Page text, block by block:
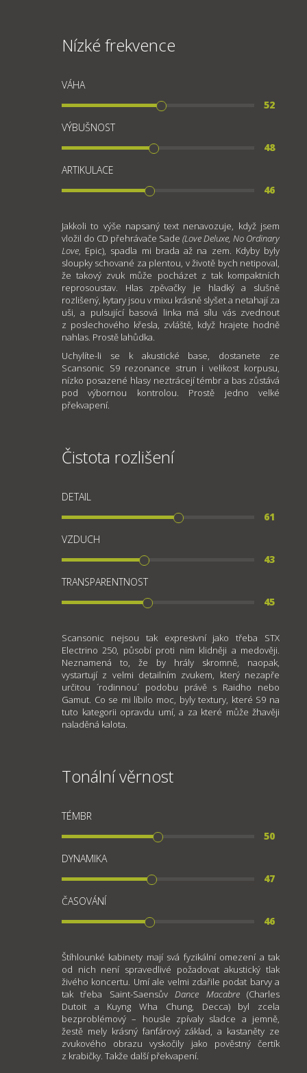
Nízké frekvence
VÁHA
52
VÝBUŠNOST
48
ARTIKULACE
46
Jakkoli to výše napsaný text nenavozuje, když jsem
vložil do CD přehrávače Sade (Love Deluxe, No Ordinary
Love, Epic), spadla mi brada až na zem. Kdyby byly
sloupky schované za plentou, v životě bych netipoval,
že takový zvuk může pocházet z tak kompaktních
reprosoustav. Hlas zpěvačky je hladký a slušně
rozlišený, kytary jsou v mixu krásně slyšet a netahají za
uši, a pulsující basová linka má sílu vás zvednout
z poslechového křesla, zvláště, když hrajete hodně
nahlas. Prostě lahůdka.
Uchylíte-li se k akustické base, dostanete ze
Scansonic S9 rezonance strun i velikost korpusu,
nízko posazené hlasy neztrácejí témbr a bas zůstává
pod výbornou kontrolou. Prostě jedno velké
překvapení.
Čistota rozlišení
DETAIL
61
VZDUCH
43
TRANSPARENTNOST
45
Scansonic nejsou tak expresivní jako třeba STX
Electrino 250, působí proti nim klidněji a medověji.
Neznamená to, že by hrály skromně, naopak,
vystartují z velmi detailním zvukem, který nezapře
určitou ´rodinnou´ podobu právě s Raidho nebo
Gamut. Co se mi líbilo moc, byly textury, které S9 na
tuto kategorii opravdu umí, a za které může žhavěji
naladěná kalota.
Tonální věrnost
TÉMBR
50
DYNAMIKA
47
ČASOVÁNÍ
46
Štíhlounké kabinety mají svá fyzikální omezení a tak
od nich není spravedlivé požadovat akustický tlak
živého koncertu. Umí ale velmi zdařile podat barvy a
tak třeba Saint-SaensůvDance Macabre(Charles
Dutoit a Kuyng Wha Chung, Decca) byl zcela
bezproblémový – housle zpívaly sladce a jemně,
žestě mely krásný fanfárový základ, a kastaněty ze
zvukového obrazu vyskočily jako pověstný čertík
z krabičky. Takže další překvapení.